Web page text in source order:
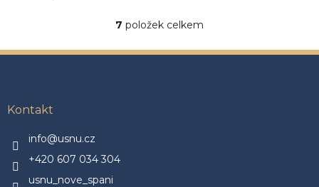
O
l
7 položek celkem
Kontakt
info@usnu.cz
+420 607 034 304
usnu_nove_spani